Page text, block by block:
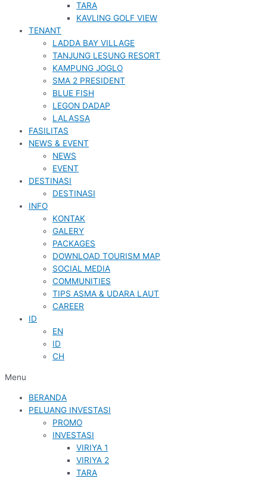
TARA
KAVLING GOLF VIEW
TENANT
LADDA BAY VILLAGE
TANJUNG LESUNG RESORT
KAMPUNG JOGLO
SMA 2 PRESIDENT
BLUE FISH
LEGON DADAP
LALASSA
FASILITAS
NEWS & EVENT
NEWS
EVENT
DESTINASI
DESTINASI
INFO
KONTAK
GALERY
PACKAGES
DOWNLOAD TOURISM MAP
SOCIAL MEDIA
COMMUNITIES
TIPS ASMA & UDARA LAUT
CAREER
ID
EN
ID
CH
Menu
BERANDA
PELUANG INVESTASI
PROMO
INVESTASI
VIRIYA 1
VIRIYA 2
TARA